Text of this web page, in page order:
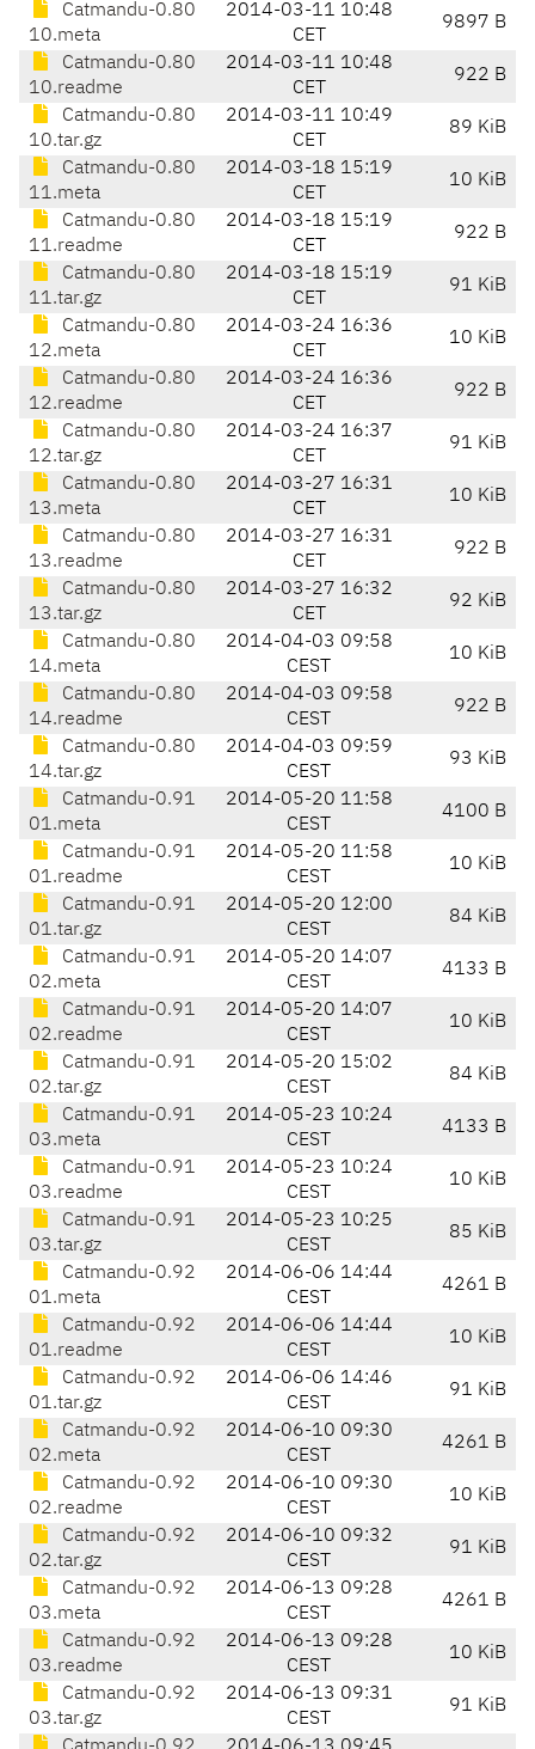
Catmandu-0.80
10.meta
2014-03-11 10:48
CET
9897 B
Catmandu-0.80
10.readme
2014-03-11 10:48
CET
922 B
Catmandu-0.80
10.tar.gz
2014-03-11 10:49
CET
89 KiB
Catmandu-0.80
11.meta
2014-03-18 15:19
CET
10 KiB
Catmandu-0.80
11.readme
2014-03-18 15:19
CET
922 B
Catmandu-0.80
11.tar.gz
2014-03-18 15:19
CET
91 KiB
Catmandu-0.80
12.meta
2014-03-24 16:36
CET
10 KiB
Catmandu-0.80
12.readme
2014-03-24 16:36
CET
922 B
Catmandu-0.80
12.tar.gz
2014-03-24 16:37
CET
91 KiB
Catmandu-0.80
13.meta
2014-03-27 16:31
CET
10 KiB
Catmandu-0.80
13.readme
2014-03-27 16:31
CET
922 B
Catmandu-0.80
13.tar.gz
2014-03-27 16:32
CET
92 KiB
Catmandu-0.80
14.meta
2014-04-03 09:58
CEST
10 KiB
Catmandu-0.80
14.readme
2014-04-03 09:58
CEST
922 B
Catmandu-0.80
14.tar.gz
2014-04-03 09:59
CEST
93 KiB
Catmandu-0.91
01.meta
2014-05-20 11:58
CEST
4100 B
Catmandu-0.91
01.readme
2014-05-20 11:58
CEST
10 KiB
Catmandu-0.91
01.tar.gz
2014-05-20 12:00
CEST
84 KiB
Catmandu-0.91
02.meta
2014-05-20 14:07
CEST
4133 B
Catmandu-0.91
02.readme
2014-05-20 14:07
CEST
10 KiB
Catmandu-0.91
02.tar.gz
2014-05-20 15:02
CEST
84 KiB
Catmandu-0.91
03.meta
2014-05-23 10:24
CEST
4133 B
Catmandu-0.91
03.readme
2014-05-23 10:24
CEST
10 KiB
Catmandu-0.91
03.tar.gz
2014-05-23 10:25
CEST
85 KiB
Catmandu-0.92
01.meta
2014-06-06 14:44
CEST
4261 B
Catmandu-0.92
01.readme
2014-06-06 14:44
CEST
10 KiB
Catmandu-0.92
01.tar.gz
2014-06-06 14:46
CEST
91 KiB
Catmandu-0.92
02.meta
2014-06-10 09:30
CEST
4261 B
Catmandu-0.92
02.readme
2014-06-10 09:30
CEST
10 KiB
Catmandu-0.92
02.tar.gz
2014-06-10 09:32
CEST
91 KiB
Catmandu-0.92
03.meta
2014-06-13 09:28
CEST
4261 B
Catmandu-0.92
03.readme
2014-06-13 09:28
CEST
10 KiB
Catmandu-0.92
03.tar.gz
2014-06-13 09:31
CEST
91 KiB